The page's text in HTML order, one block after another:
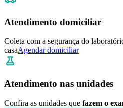
Atendimento domiciliar
Coleta com a segurança do
casaAgendar domiciliar
Atendimento nas unidades
Confira as unidades que fazem o